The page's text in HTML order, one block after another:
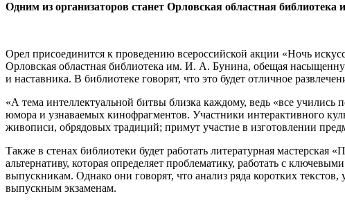
Одним из организаторов станет Орловская областная библиотека
Орел присоединится к проведению всероссийской акции «Ночь
Орловская областная библиотека им. И. А. Бунина, обещая
и наставника. В библиотеке говорят, что это будет отличное
«А тема интеллектуальной битвы близка каждому, ведь «все
юмора и узнаваемых кинофрагментов. Участники интерактивного
живописи, обрядовых традиций; примут участие в изготовлении
Также в стенах библиотеки будет работать литературная
альтернативу, которая определяет проблематику, работать с
выпускникам. Однако они говорят, что анализ ряда коротких
выпускным экзаменам.